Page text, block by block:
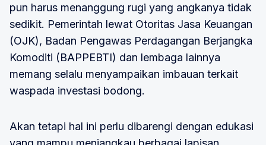
pun harus menanggung rugi yang angkanya tidak
sedikit. Pemerintah lewat Otoritas Jasa Keuangan
(OJK), Badan Pengawas Perdagangan Berjangka
Komoditi (BAPPEBTI) dan lembaga lainnya
memang selalu menyampaikan imbauan terkait
waspada investasi bodong.
Akan tetapi hal ini perlu dibarengi dengan edukasi